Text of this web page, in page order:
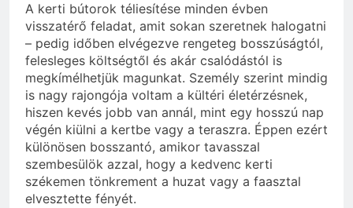
A kerti bútorok téliesítése minden évben
visszatérő feladat, amit sokan szeretnek halogatni
– pedig időben elvégezve rengeteg bosszúságtól,
felesleges költségtől és akár csalódástól is
megkímélhetjük magunkat. Személy szerint mindig
is nagy rajongója voltam a kültéri életérzésnek,
hiszen kevés jobb van annál, mint egy hosszú nap
végén kiülni a kertbe vagy a teraszra. Éppen ezért
különösen bosszantó, amikor tavasszal
szembesülök azzal, hogy a kedvenc kerti
székemen tönkrement a huzat vagy a faasztal
elvesztette fényét.